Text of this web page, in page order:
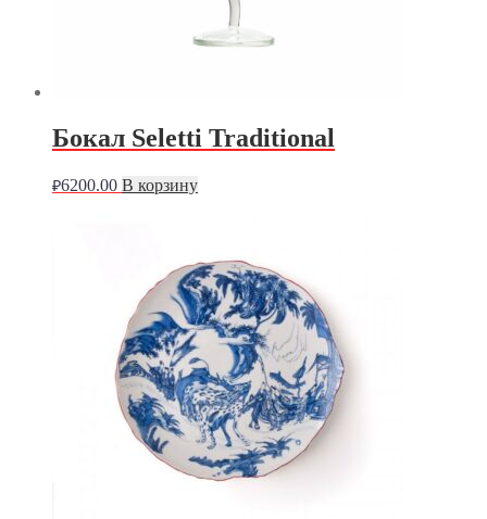
Бокал Seletti Traditional
₽6200.00 В корзину